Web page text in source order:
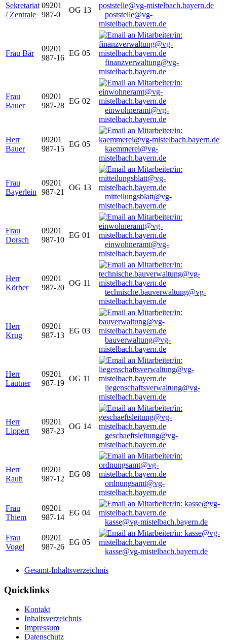
Sekretariat
/ Zentrale
09201
987-0
OG 13
poststelle@vg-
mistelbach.bayern.de
Frau Bär
09201
987-16
EG 05
finanzverwaltung@vg-
mistelbach.bayern.de
Frau
Bauer
09201
987-28
EG 02
einwohneramt@vg-
mistelbach.bayern.de
Herr
Bauer
09201
987-15
EG 05
kaemmerei@vg-
mistelbach.bayern.de
Frau
Bayerlein
09201
987-21
OG 13
mitteilungsblatt@vg-
mistelbach.bayern.de
Frau
Dorsch
09201
987-10
EG 01
einwohneramt@vg-
mistelbach.bayern.de
Herr
Körber
09201
987-20
OG 11
technische.bauverwaltung@vg-
mistelbach.bayern.de
Herr
Krug
09201
987-13
EG 03
bauverwaltung@vg-
mistelbach.bayern.de
Herr
Lautner
09201
987-19
OG 11
liegenschaftsverwaltung@vg-
mistelbach.bayern.de
Herr
Lippert
09201
987-23
OG 14
geschaeftsleitung@vg-
mistelbach.bayern.de
Herr
Rauh
09201
987-12
EG 08
ordnungsamt@vg-
mistelbach.bayern.de
Frau
Thiem
09201
987-14
EG 04
kasse@vg-mistelbach.bayern.de
Frau
Vogel
09201
987-26
EG 05
kasse@vg-mistelbach.bayern.de
Gesamt-Inhaltsverzeichnis
Quicklinks
Kontakt
Inhaltsverzeichnis
Impressum
Datenschutz